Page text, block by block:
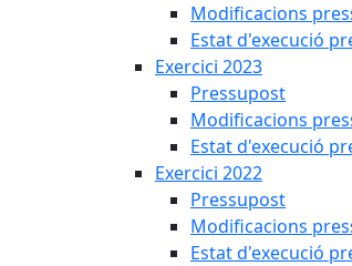
Modificacions
Estat d'execució
Exercici 2023
Pressupost
Modificacions
Estat d'execució
Exercici 2022
Pressupost
Modificacions
Estat d'execució